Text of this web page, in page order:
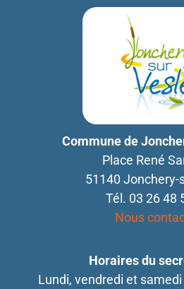
Commune de
Place René
51140 Jonchery-
Tél. 03 26 48
Nous
Horaires du
Lundi, vendredi et